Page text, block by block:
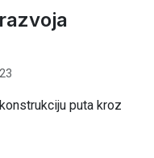
puta kroz